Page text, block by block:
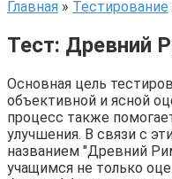
Главная » Тестирование
Тест: Древний
Основная цель
объективной и ясной
процесс также
улучшения. В связи с
названием "Древний
учащимся не только